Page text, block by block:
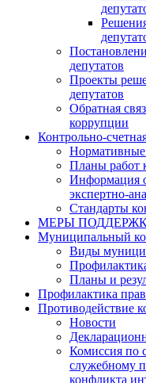
депутатов
Проекты
депутатов
Обратная
коррупции
Контрольно-
Планы работ
Информация
экспертно-
Стандарты
МЕРЫ
Муниципальный
Виды
Планы и
Профилактика
Противодействие
Новости
Комиссия по
служебному
конфликта